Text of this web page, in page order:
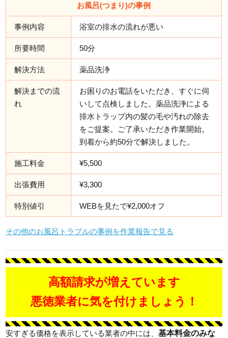
お風呂(つまり)の事例
事例内容 浴室の排水の流れが悪い
所要時間 50分
解決方法 薬品洗浄
解決までの流
れ
お困りのお電話をいただき、すぐに伺
いして点検しました。薬品洗浄による
排水トラップ内の髪の毛や汚れの除去
をご提案。ご了承いただき作業開始。
到着から約50分で解決しました。
施工料金 ¥5,500
出張費用 ¥3,300
特別値引 WEBを見たで¥2,000オフ
その他のお風呂トラブルの事例を作業報告で見る
高額請求が増えています
悪徳業者に気を付けましょう！
安すぎる価格を表示している業者の中には、基本料金のみな